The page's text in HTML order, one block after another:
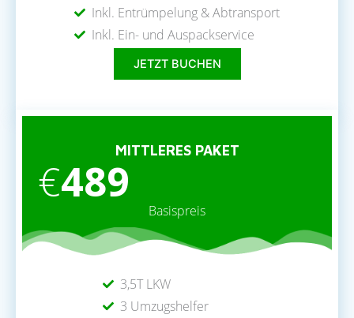
Inkl. Entrümpelung & Abtransport
Inkl. Ein- und Auspackservice
JETZT BUCHEN
MITTLERES PAKET
€489
Basispreis
3,5T LKW
3 Umzugshelfer